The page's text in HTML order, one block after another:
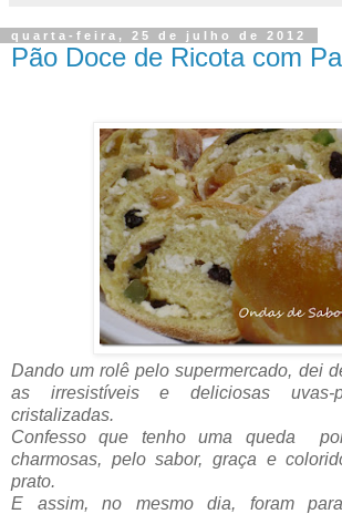
quarta-feira, 25 de julho de 2012
Pão Doce de Ricota com
Dando um rolê pelo supermercado, dei
as irresistíveis e deliciosas uvas-
cristalizadas.
Confesso que tenho uma queda
charmosas, pelo sabor, graça e
prato.
E assim, no mesmo dia, foram